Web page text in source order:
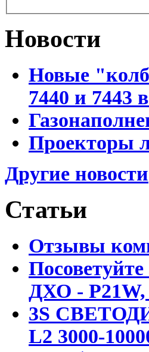
Новости
Новые
7440 и 7443
Проекторы
Другие новости
Статьи
Отзывы
ДХО - P21W,
3S
L2 3000-